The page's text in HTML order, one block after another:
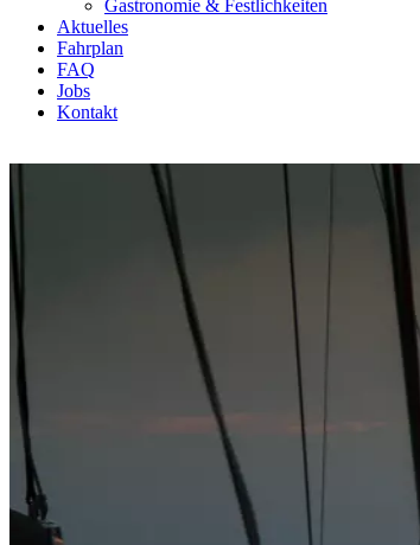
Gastronomie & Festlichkeiten
Aktuelles
Fahrplan
FAQ
Jobs
Kontakt